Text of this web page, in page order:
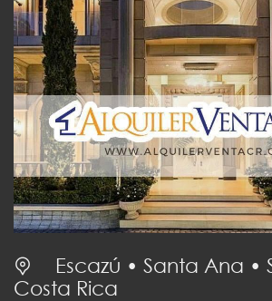
Escazú • Santa Ana •
Costa Rica